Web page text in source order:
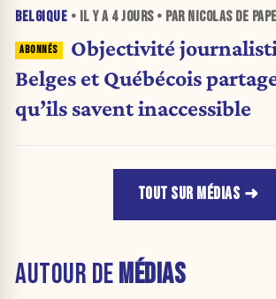
BELGIQUE • IL Y A 4 JOURS• PAR NICOLAS DE PAPE
Objectivité
Belges et Québécois
qu’ils savent inaccessible
TOUT SUR MÉDIAS
AUTOUR DEMÉDIAS